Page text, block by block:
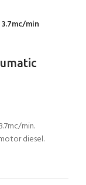
min
min.
diesel.